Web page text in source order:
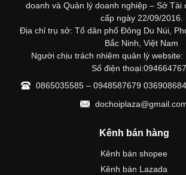
doanh và Quản lý doanh nghiệp – Sở Tài
cấp ngày 22/09/2016.
Địa chỉ trụ sở: Tổ dân phố Đông Du Núi,
Bắc Ninh, Việt Nam
Người chịu trách nhiệm quản lý website:
Số điện
0865035585 – 0948587679
Kênh bán hàng
Kênh bán shopee
Kênh bán Lazada